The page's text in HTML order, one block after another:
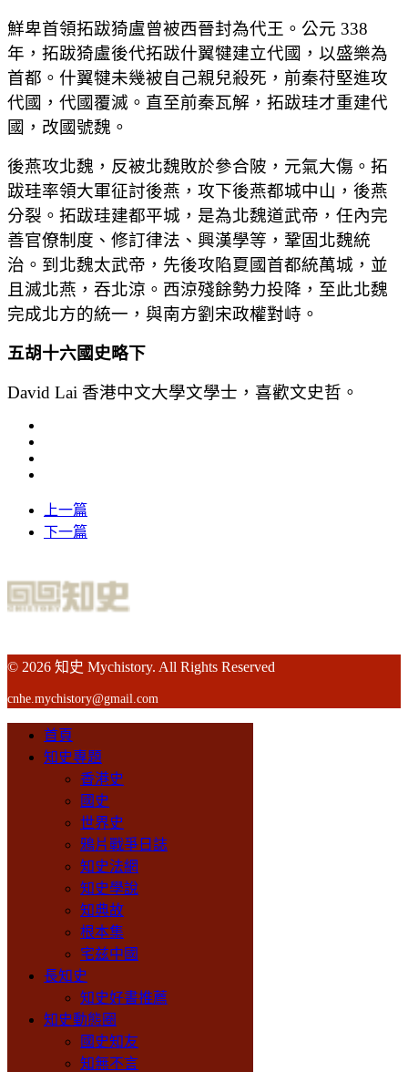
鮮卑首領拓跋猗盧曾被西晉封為代王。公元 338
年，拓跋猗盧後代拓跋什翼犍建立代國，以盛樂為
首都。什翼犍未幾被自己親兒殺死，前秦苻堅進攻
代國，代國覆滅。直至前秦瓦解，拓跋珪才重建代
國，改國號魏。
後燕攻北魏，反被北魏敗於參合陂，元氣大傷。拓
跋珪率領大軍征討後燕，攻下後燕都城中山，後燕
分裂。拓跋珪建都平城，是為北魏道武帝，任內完
善官僚制度、修訂律法、興漢學等，鞏固北魏統
治。到北魏太武帝，先後攻陷夏國首都統萬城，並
且滅北燕，吞北涼。西涼殘餘勢力投降，至此北魏
完成北方的統一，與南方劉宋政權對峙。
五胡十六國史略下
David Lai 香港中文大學文學士，喜歡文史哲。
上一篇
下一篇
© 2026 知史 Mychistory. All Rights Reserved
cnhe.mychistory@gmail.com
首頁
知史專題
香港史
國史
世界史
鴉片戰爭日誌
知史法網
知史學說
知典故
根本集
宅兹中國
長知史
知史好書推薦
知史動態圈
國史知友
知無不言